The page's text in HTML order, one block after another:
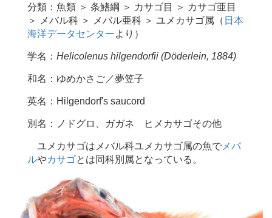
分類：魚類 ＞ 条鰭綱 ＞ カサゴ目 ＞ カサゴ亜目
＞ メバル科 ＞ メバル亜科 ＞ ユメカサゴ属（ 日本
海洋データセンターより）
学名： Helicolenus hilgendorfii (Döderlein, 1884)
和名：ゆめかさご／夢笠子
英名：Hilgendorf's saucord
別名：ノドグロ、ガガネ ヒメカサゴその他
ユメカサゴはメバル科ユメカサゴ属の魚で メバ
ルやカサゴとは同科別属となっている。